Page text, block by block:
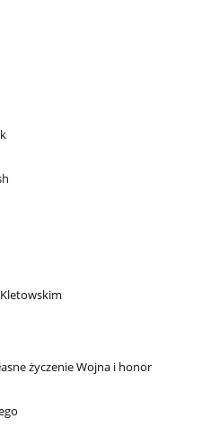
życzenie Wojna i honor